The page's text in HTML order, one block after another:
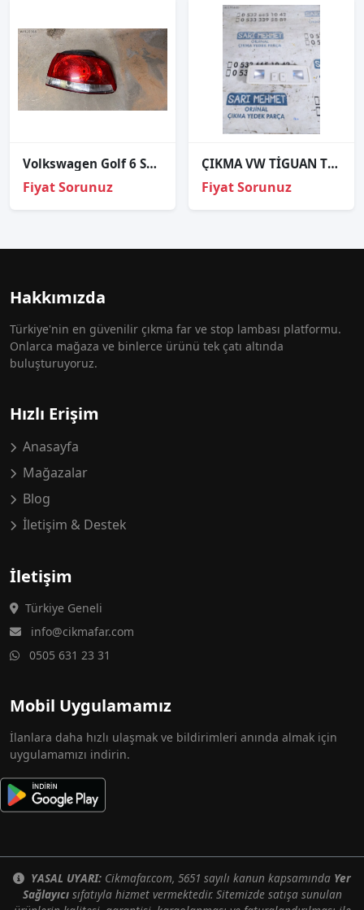
Volkswagen Golf 6 Sağ Dış Stop
Fiyat Sorunuz
ÇIKMA VW TİGUAN TOURAN GOLF 7 PASSAT B8 TAVAN LAMBASI
Fiyat Sorunuz
Hakkımızda
Türkiye'nin en güvenilir çıkma far ve stop lambası platformu.
Onlarca mağaza ve binlerce ürünü tek çatı altında
buluşturuyoruz.
Hızlı Erişim
Anasayfa
Mağazalar
Blog
İletişim & Destek
İletişim
Türkiye Geneli
info@cikmafar.com
0505 631 23 31
Mobil Uygulamamız
İlanlara daha hızlı ulaşmak ve bildirimleri anında almak için
uygulamamızı indirin.
YASAL UYARI: Cikmafar.com, 5651 sayılı kanun kapsamında Yer
Sağlayıcısıfatıyla hizmet vermektedir. Sitemizde satışa sunulan